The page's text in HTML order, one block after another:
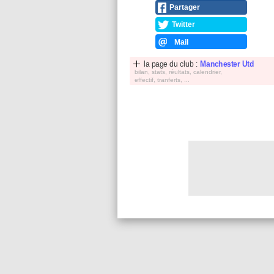
Partager
Twitter
Mail
la page du club : Manchester Utd
bilan, stats, réultats, calendrier,
effectif, tranferts, ...